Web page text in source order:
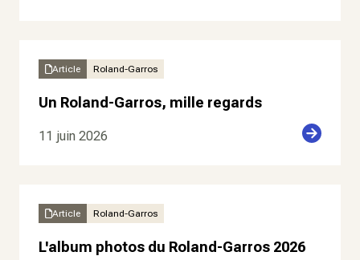
Article Roland-Garros
Un Roland-Garros, mille regards
11 juin 2026
Article Roland-Garros
L'album photos du Roland-Garros 2026